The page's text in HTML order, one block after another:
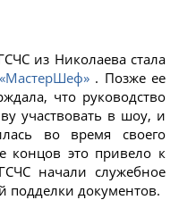
из Николаева стала
. Позже ее
что руководство
участвовать в шоу, и
во время своего
концов это привело к
начали служебное
подделки документов.